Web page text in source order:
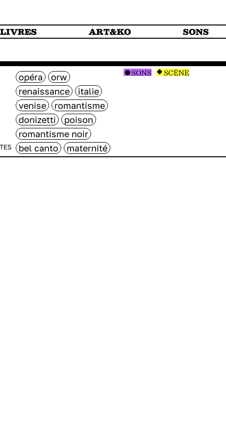
LIVRES ART&KO SONS
opéra
orw
renaissance
italie
venise
romantisme
donizetti
poison
romantisme noir
bel canto
maternité
SONS SCÈNE